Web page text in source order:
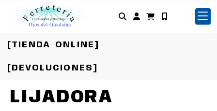
Identifícate
[TIENDA ONLINE]
[DEVOLUCIONES]
LIJADORA